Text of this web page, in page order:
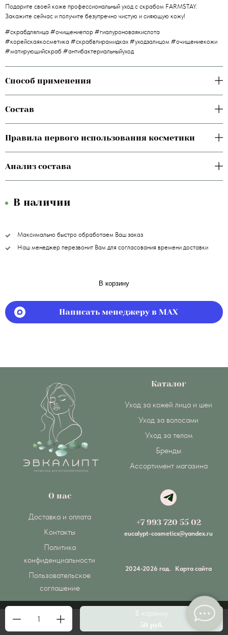
1
В корзину
50 руб.
Подарите своей коже профессиональный уход с скрабом FARMSTAY.
Закажите сейчас и получите безупречно чистую и сияющую кожу!
#скрабдлялица #очищениепор #гиалуроноваякислота
#корейскаякосметика #скрабвпирамидках #уходзалицом #очищениекожи
#матирующийскраб #антибактериальныйуход
Способ применения
Состав
Правила первого использования косметики
Анализ состава
В наличии
Максимально быстро обработаем Ваш заказ
Наш менеджер перезвонит Вам для согласования времени доставки
В корзину
Написать менеджеру в MAX
Каталог
Уход за кожей лица и шеи
Уход за волосами
Уход за телом
Бренды
Ассортимент магазина
О нас
Доставка и оплата
Контакты
Политика
конфиденциальности
Пользовательское
соглашение
+7 993 720 55 02
eucalypt-cosmetics@yandex.ru
2024-2026 год. Карта сайта
Bazium